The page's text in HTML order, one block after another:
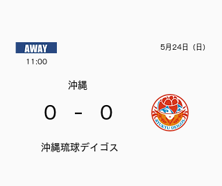
5月24日（日）
11:00
沖縄
0 - 0
沖縄琉球デイゴス